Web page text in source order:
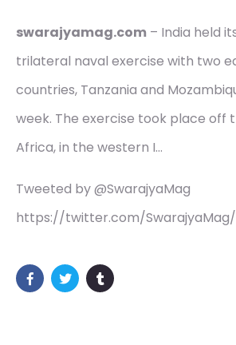
swarajyamag.com – India held
trilateral naval exercise with two
countries, Tanzania and
week. The exercise took place off
Africa, in the western I…
Tweeted by @SwarajyaMag
https://twitter.com/